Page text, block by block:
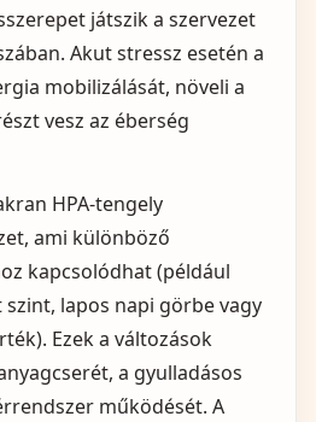
játszik a szervezet
Akut stressz esetén a
mobilizálását, növeli a
vesz az éberség
HPA‑tengely
ami különböző
kapcsolódhat (például
lapos napi görbe vagy
Ezek a változások
a gyulladásos
működését. A